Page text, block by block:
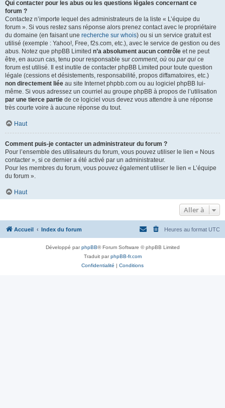
Qui contacter pour les abus ou les questions légales concernant ce
forum ?
Contactez n’importe lequel des administrateurs de la liste « L’équipe du
forum ». Si vous restez sans réponse alors prenez contact avec le propriétaire
du domaine (en faisant une recherche sur whois) ou si un service gratuit est
utilisé (exemple : Yahoo!, Free, f2s.com, etc.), avec le service de gestion ou des
abus. Notez que phpBB Limited n’a absolument aucun contrôle et ne peut
être, en aucun cas, tenu pour responsable sur comment, où ou par qui ce
forum est utilisé. Il est inutile de contacter phpBB Limited pour toute question
légale (cessions et désistements, responsabilité, propos diffamatoires, etc.)
non directement liée au site Internet phpbb.com ou au logiciel phpBB lui-
même. Si vous adressez un courriel au groupe phpBB à propos de l’utilisation
par une tierce partie de ce logiciel vous devez vous attendre à une réponse
très courte voire à aucune réponse du tout.
Haut
Comment puis-je contacter un administrateur du forum ?
Pour l’ensemble des utilisateurs du forum, vous pouvez utiliser le lien « Nous
contacter », si ce dernier a été activé par un administrateur.
Pour les membres du forum, vous pouvez également utiliser le lien « L’équipe
du forum ».
Haut
Aller à
Accueil Index du forum Heures au format UTC
Développé parphpBB® Forum Software © phpBB Limited
Traduit parphpBB-fr.com
Confidentialité | Conditions